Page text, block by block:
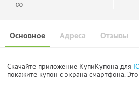
∞
Основное Отзывы
Адреса
Скачайте приложение КупиКупона для
покажите купон с экрана смартфона.